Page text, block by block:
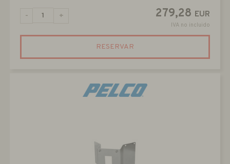
279,28 EUR
IVA no incluido
- +
RESERVAR